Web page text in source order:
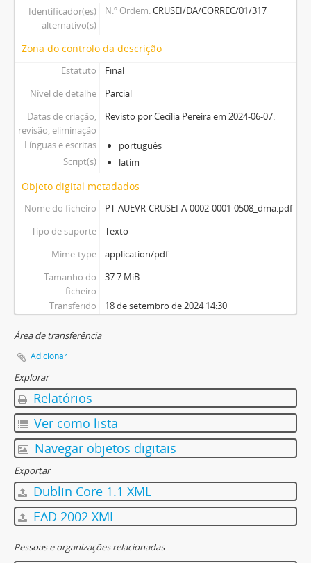
Identificador(es)
alternativo(s)
N.º Ordem CRUSEI/DA/CORREC/01/317
Zona do controlo da descrição
Estatuto
Final
Nível de detalhe
Parcial
Datas de criação,
revisão, eliminação
Revisto por Cecília Pereira em 2024-06-07.
Línguas e escritas
português
Script(s)
latim
Objeto digital metadados
Nome do ficheiro
PT-AUEVR-CRUSEI-A-0002-0001-0508_dma.pdf
Tipo de suporte
Texto
Mime-type
application/pdf
Tamanho do
ficheiro
37.7 MiB
Transferido 18 de setembro de 2024 14:30
Área de transferência
Adicionar
Explorar
Relatórios
Ver como lista
Navegar objetos digitais
Exportar
Dublin Core 1.1 XML
EAD 2002 XML
Pessoas e organizações relacionadas